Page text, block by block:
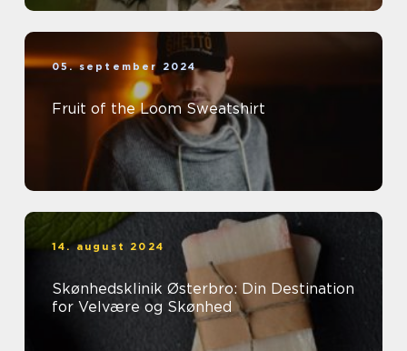
05. september 2024
Fruit of the Loom Sweatshirt
14. august 2024
Skønhedsklinik Østerbro: Din Destination
for Velvære og Skønhed